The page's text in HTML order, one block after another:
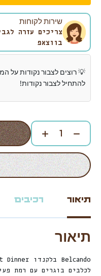
שירות לקוחות
צריכים עזרה
בווצאפ
💡 רוצים לצבור נקודות על
להתחיל לצבור נקודות!
תיאור רכיבים
תיאור
לכלבים בוגרים עם רמת